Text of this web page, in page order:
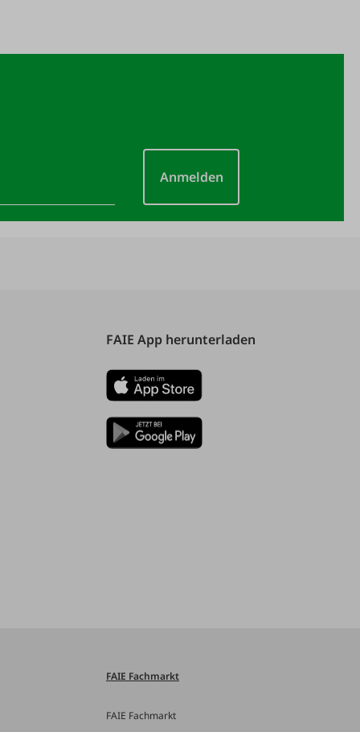
Anmelden
FAIE App herunterladen
FAIE Fachmarkt
FAIE Fachmarkt